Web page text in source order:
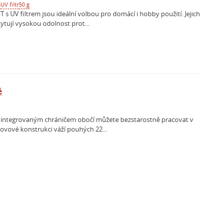
UV filtr50 g
s UV filtrem jsou ideální volbou pro domácí i hobby použití. Jejich
vysokou odolnost prot...
chráničem obočí můžete bezstarostně pracovat v
konstrukci váží pouhých 22...